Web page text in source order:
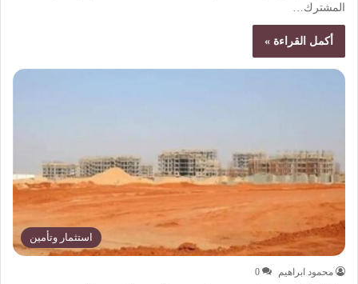
المشترك…
أكمل القراءة »
استثمار وتأمين
محمود ابراهيم 0